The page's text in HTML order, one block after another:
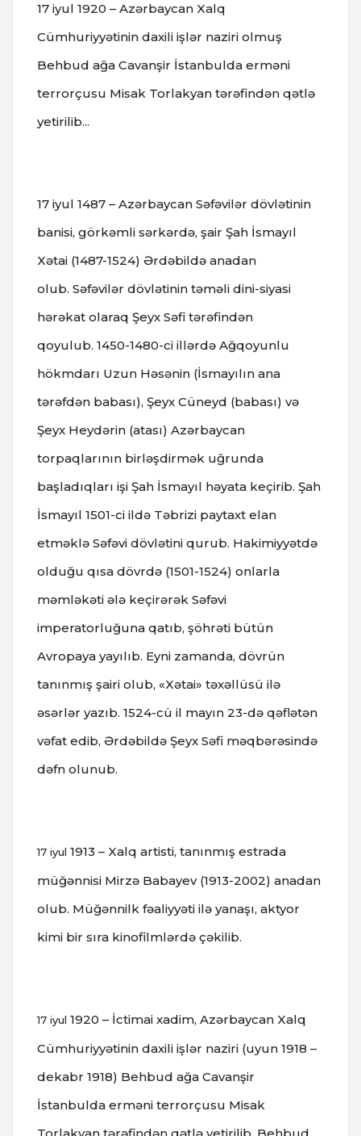
17 iyul 1920 – Azərbaycan Xalq
Cümhuriyyətinin daxili işlər naziri olmuş
Behbud ağa Cavanşir İstanbulda erməni
terrorçusu Misak Torlakyan tərəfindən qətlə
yetirilib...
17 iyul 1487 – Azərbaycan Səfəvilər dövlətinin
banisi, görkəmli sərkərdə, şair Şah İsmayıl
Xətai (1487-1524) Ərdəbildə anadan
olub. Səfəvilər dövlətinin təməli dini-siyasi
hərəkat olaraq Şeyx Səfi tərəfindən
qoyulub. 1450-1480-ci illərdə Ağqoyunlu
hökmdarı Uzun Həsənin (İsmayılın ana
tərəfdən babası), Şeyx Cüneyd (babası) və
Şeyx Heydərin (atası) Azərbaycan
torpaqlarının birləşdirmək uğrunda
başladıqları işi Şah İsmayıl həyata keçirib. Şah
İsmayıl 1501-ci ildə Təbrizi paytaxt elan
etməklə Səfəvi dövlətini qurub. Hakimiyyətdə
olduğu qısa dövrdə (1501-1524) onlarla
məmləkəti ələ keçirərək Səfəvi
imperatorluğuna qatıb, şöhrəti bütün
Avropaya yayılıb. Eyni zamanda, dövrün
tanınmış şairi olub, «Xətai» təxəllüsü ilə
əsərlər yazıb. 1524-cü il mayın 23-də qəflətən
vəfat edib, Ərdəbildə Şeyx Səfi məqbərəsində
dəfn olunub.
17 iyul 1913 – Xalq artisti, tanınmış estrada
müğənnisi Mirzə Babayev (1913-2002) anadan
olub. Müğənnilk fəaliyyəti ilə yanaşı, aktyor
kimi bir sıra kinofilmlərdə çəkilib.
17 iyul 1920 – İctimai xadim, Azərbaycan Xalq
Cümhuriyyətinin daxili işlər naziri (uyun 1918 –
dekabr 1918) Behbud ağa Cavanşir
İstanbulda erməni terrorçusu Misak